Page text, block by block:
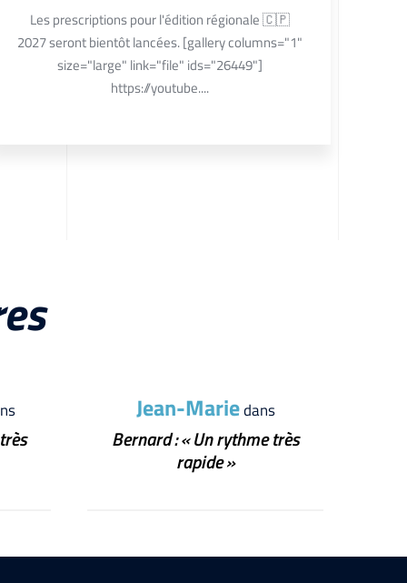
Les prescriptions pour l'édition régionale 🇨🇵
2027 seront bientôt lancées. [gallery columns="1"
size="large" link="file" ids="26449"]
https://youtube....
Jean-Mariedans
Bernard : « Un rythme très
rapide »